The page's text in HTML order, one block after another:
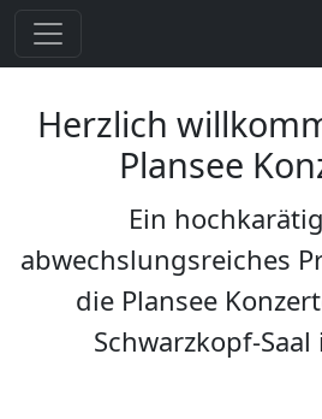
Herzlich
Plansee
Ein
abwechslungsreiches
die Plansee
Schwarzkopf-